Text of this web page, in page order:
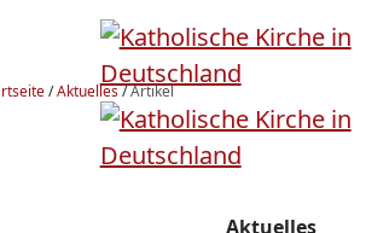
/Aktuelles/Artikel
Aktuelles